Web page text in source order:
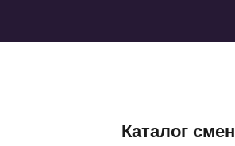
Каталог смен